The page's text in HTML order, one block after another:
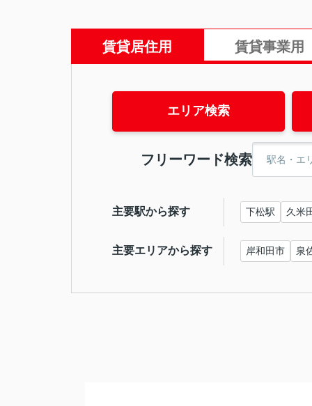
賃貸居住用 賃貸事業用
エリア検索
フリーワード検索
主要駅から探す 下松駅 久米
主要エリアから探す 岸和田市 泉